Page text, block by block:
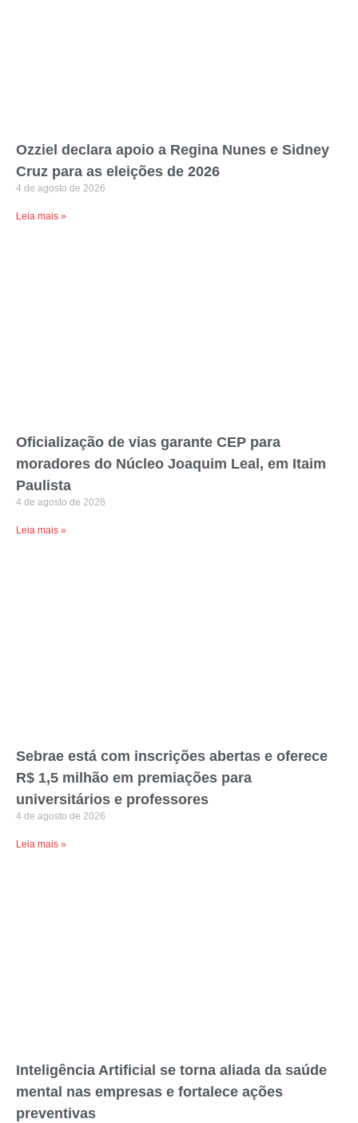
Ozziel declara apoio a Regina Nunes e Sidney
Cruz para as eleições de 2026
4 de agosto de 2026
Leia mais »
Oficialização de vias garante CEP para
moradores do Núcleo Joaquim Leal, em Itaim
Paulista
4 de agosto de 2026
Leia mais »
Sebrae está com inscrições abertas e oferece
R$ 1,5 milhão em premiações para
universitários e professores
4 de agosto de 2026
Leia mais »
Inteligência Artificial se torna aliada da saúde
mental nas empresas e fortalece ações
preventivas